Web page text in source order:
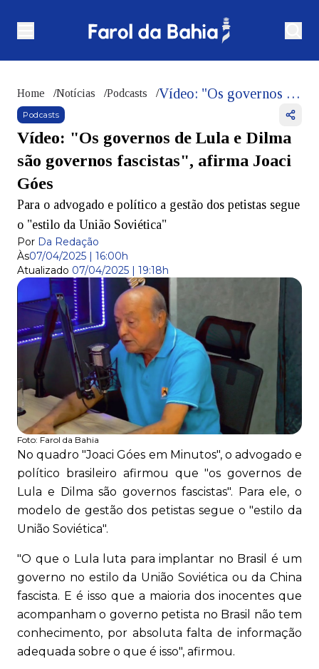
Home /Notícias /Podcasts / Vídeo: "Os governos de Lula e Dilma são governos fascistas", afirma Joaci Góes
Podcasts
Vídeo: "Os governos de Lula e Dilma
são governos fascistas", afirma Joaci
Góes
Para o advogado e político a gestão dos petistas segue
o "estilo da União Soviética"
Por Da Redação
Às07/04/2025 | 16:00h
Atualizado 07/04/2025 | 19:18h
Foto: Farol da Bahia
No quadro "Joaci Góes em Minutos", o advogado e
político brasileiro afirmou que "os governos de
Lula e Dilma são governos fascistas". Para ele, o
modelo de gestão dos petistas segue o "estilo da
União Soviética".
"O que o Lula luta para implantar no Brasil é um
governo no estilo da União Soviética ou da China
fascista. E é isso que a maioria dos inocentes que
acompanham o governo petista no Brasil não tem
conhecimento, por absoluta falta de informação
adequada sobre o que é isso", afirmou.